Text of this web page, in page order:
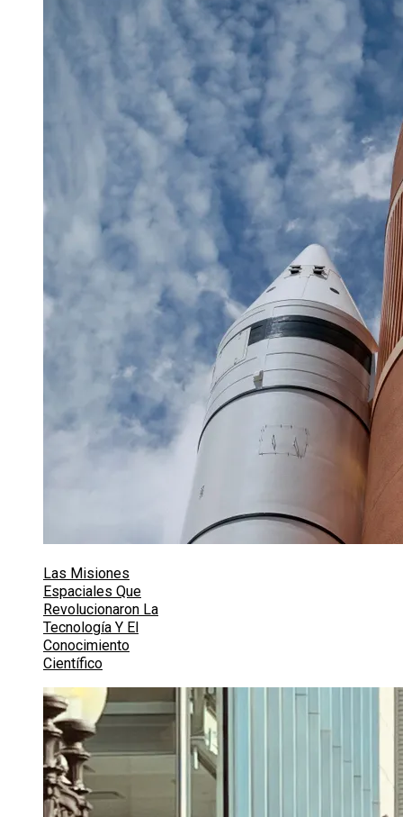
Las Misiones
Espaciales Que
Revolucionaron La
Tecnología Y El
Conocimiento
Científico